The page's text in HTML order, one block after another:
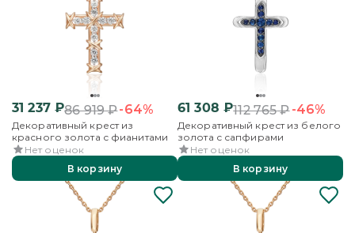
31 237₽86 919₽-64%
Декоративный крест из
красного золота с фианитами
Нет оценок
В корзину
61 308 ₽112 765₽-46%
Декоративный крест из белого
золота с сапфирами
Нет оценок
В корзину